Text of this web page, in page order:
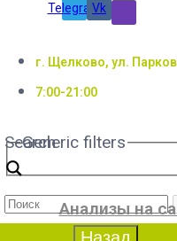
TelegramVk
г. Щелково, ул.
7:00-21:00
Search
Generic filters
Анализы на